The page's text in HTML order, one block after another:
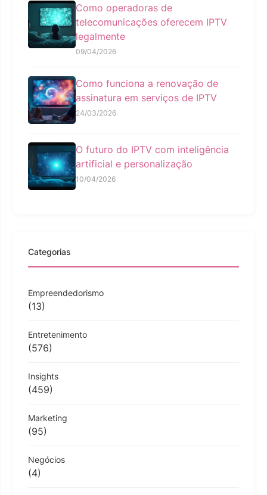
Como operadoras de
telecomunicações oferecem IPTV
legalmente
09/04/2026
Como funciona a renovação de
assinatura em serviços de IPTV
24/03/2026
O futuro do IPTV com inteligência
artificial e personalização
10/04/2026
Categorias
Empreendedorismo
(13)
Entretenimento
(576)
Insights
(459)
Marketing
(95)
Negócios
(4)